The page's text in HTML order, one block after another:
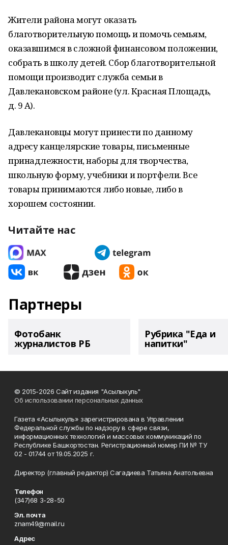
Жители района могут оказать
благотворительную помощь и помочь семьям,
оказавшимся в сложной финансовом положении,
собрать в школу детей. Сбор благотворительной
помощи производит служба семьи в
Давлекановском районе (ул. Красная Площадь,
д. 9 А).
Давлекановцы могут принести по данному
адресу канцелярские товары, письменные
принадлежности, наборы для творчества,
школьную форму, учебники и портфели. Все
товары принимаются либо новые, либо в
хорошем состоянии.
Читайте нас
Партнеры
Фотобанк
журналистов РБ
Рубрика "Еда и
напитки"
© 2015-2026 Сайт издания "Асылыкуль"
Об использовании персональных данных
Газета «Асылыкуль» зарегистрирована в Управлении
Федеральной службы по надзору в сфере связи,
информационных технологий и массовых коммуникаций по
Республике Башкортостан. Регистрационный номер ПИ № ТУ
02 - 01744 от 19.05.2025 г.
Директор (главный редактор) Сагадиева Татьяна Анатольевна
Телефон
(347)68 3-28-50
Эл. почта
znam49@mail.ru
Адрес